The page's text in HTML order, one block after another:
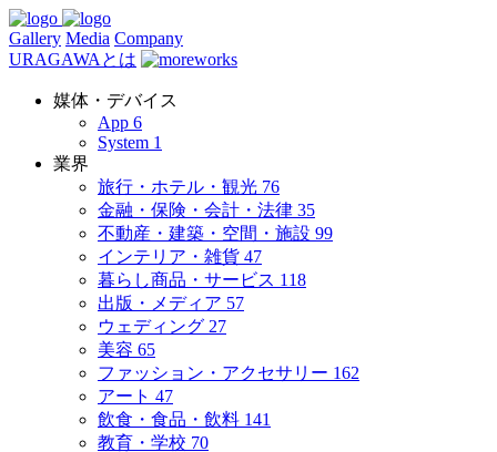
Gallery Media Company
URAGAWAとは
媒体・デバイス
App 6
System 1
業界
旅行・ホテル・観光 76
金融・保険・会計・法律 35
不動産・建築・空間・施設 99
インテリア・雑貨 47
暮らし商品・サービス 118
出版・メディア 57
ウェディング 27
美容 65
ファッション・アクセサリー 162
アート 47
飲食・食品・飲料 141
教育・学校 70